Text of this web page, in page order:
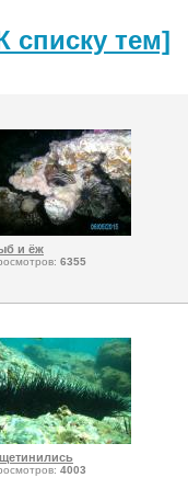
списку тем]
и ёж
6355
4003